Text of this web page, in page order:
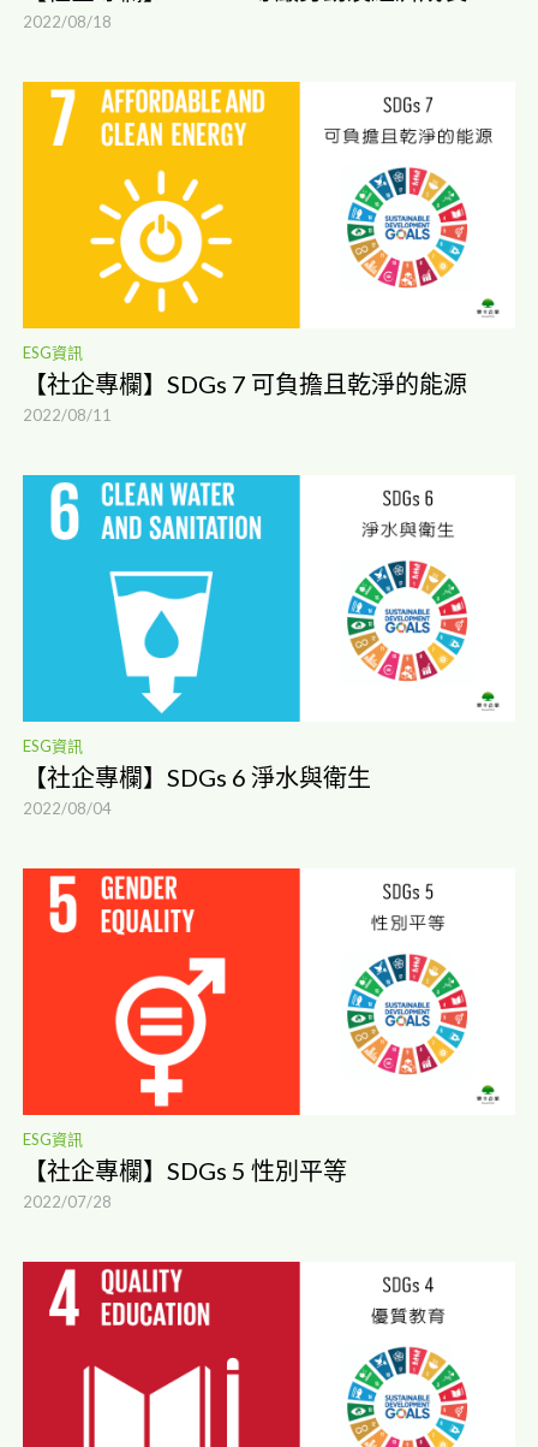
2022/08/18
ESG資訊
【社企專欄】SDGs 7 可負擔且乾淨的能源
2022/08/11
ESG資訊
【社企專欄】SDGs 6 淨水與衛生
2022/08/04
ESG資訊
【社企專欄】SDGs 5 性別平等
2022/07/28